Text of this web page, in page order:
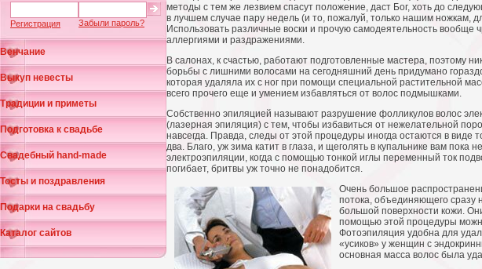
Регистрация Забыли пароль?
Венчание
Выкуп невесты
Традиции и приметы
Подготовка к свадьбе
Свадебный hand-made
Тосты и поздравления
Подарки на свадьбу
Каталог сайтов
методы с тем же лезвием спасут положение, даст Бог, хоть до
в лучшем случае пару недель (и то, пожалуй, только нашим ножкам,
Использовать различные воски и прочую самодеятельность вообще
аллергиями и раздражениями.
В салонах, к счастью, работают подготовленные мастера, поэтому
борьбы с лишними волосами на сегодняшний день придумано
которая удаляла их с ног при помощи специальной растительной
всего прочего еще и умением избавляться от волос подмышками.
Собственно эпиляцией называют разрушение фолликулов волос
(лазерная эпиляция) с тем, чтобы избавиться от нежелательной
навсегда. Правда, следы от этой процедуры иногда остаются в виде
два. Благо, уж зима катит в глаза, и щеголять в купальнике вам пока
электроэпиляции, когда с помощью тонкой иглы переменный ток
погибает, бритвы уж точно не понадобится.
Очень большое
потока, объединяющего сразу
большой поверхности кожи.
помощью этой процедуры
Фотоэпиляция удобна для
«усиков» у женщин с
основная масса волос была